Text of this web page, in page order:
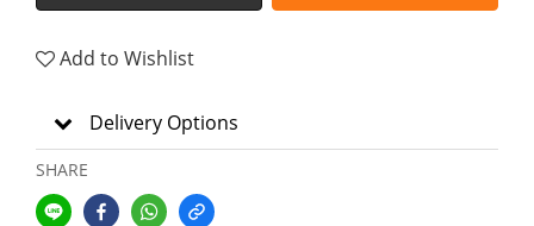
Add to Wishlist
Delivery Options
SHARE